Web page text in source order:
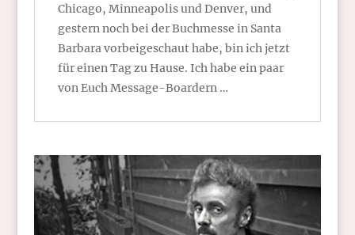
Chicago, Minneapolis und Denver, und
gestern noch bei der Buchmesse in Santa
Barbara vorbeigeschaut habe, bin ich jetzt
für einen Tag zu Hause. Ich habe ein paar
von Euch Message-Boardern …